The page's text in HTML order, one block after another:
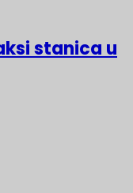
stanica u